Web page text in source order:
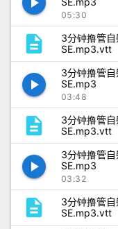
05:30
description
3分钟撸管
SE.mp3.vtt
play_arrow
3分钟撸管
SE.mp3
03:48
description
3分钟撸管
SE.mp3.vtt
play_arrow
3分钟撸管
SE.mp3
03:32
description
3分钟撸管
SE.mp3.vtt